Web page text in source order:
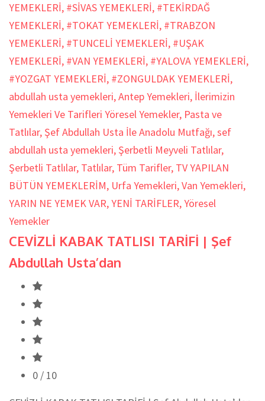
YEMEKLERİ, #SİVAS YEMEKLERİ, #TEKİRDAĞ
YEMEKLERİ, #TOKAT YEMEKLERİ, #TRABZON
YEMEKLERİ, #TUNCELİ YEMEKLERİ, #UŞAK
YEMEKLERİ, #VAN YEMEKLERİ, #YALOVA YEMEKLERİ,
#YOZGAT YEMEKLERİ, #ZONGULDAK YEMEKLERİ,
abdullah usta yemekleri,Antep Yemekleri, İlerimizin
Yemekleri Ve Tarifleri Yöresel Yemekler, Pasta ve
Tatlılar, Şef Abdullah Usta İle Anadolu Mutfağı,sef
abdullah usta yemekleri, Şerbetli Meyveli Tatlılar,
Şerbetli Tatlılar, Tatlılar, Tüm Tarifler, TV YAPILAN
BÜTÜN YEMEKLERİM, Urfa Yemekleri,Van Yemekleri,
YARIN NE YEMEK VAR,YENİ TARİFLER,Yöresel
Yemekler
CEVİZLİ KABAK TATLISI TARİFİ | Şef
Abdullah Usta’dan
0 / 10